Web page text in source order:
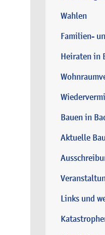
Wahlen
Familien-
Heiraten in
Bauen in
Aktuelle
Links und